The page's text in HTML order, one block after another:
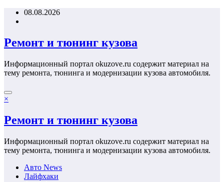
Перейти08.08.2026
Ремонт и тюнинг кузова
Информационный портал okuzove.ru содержит материал на
тему ремонта, тюнинга и модернизации кузова автомобиля.
×
Ремонт и тюнинг кузова
Информационный портал okuzove.ru содержит материал на
тему ремонта, тюнинга и модернизации кузова автомобиля.
Авто News
Лайфхаки